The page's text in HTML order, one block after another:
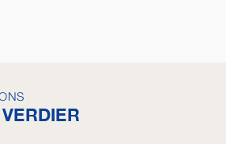
VERDIER